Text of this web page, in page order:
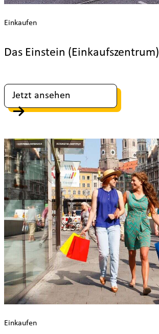
Das Einstein (Einkaufszentrum)
Einkaufen
Jetzt ansehen
Einkaufen